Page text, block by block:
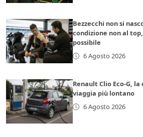
Bezzecchi non si
condizione non al
possibile
6 Agosto 2026
Renault Clio Eco-G,
viaggia più lontano
6 Agosto 2026